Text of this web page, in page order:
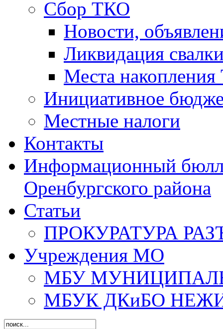
Сбор ТКО
Новости,
Ликвидация
Места
Инициативное
Местные налоги
Контакты
Информационный
Оренбургского района
Статьи
ПРОКУРАТУРА
Учреждения МО
МБУ
МБУК ДКиБО